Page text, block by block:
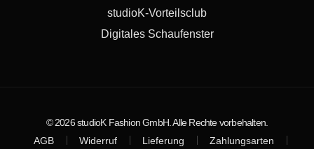
studioK-Vorteilsclub
Digitales Schaufenster
© 2026 studioK Fashion GmbH. Alle Rechte vorbehalten.
AGB
Widerruf Lieferung Zahlungsarten